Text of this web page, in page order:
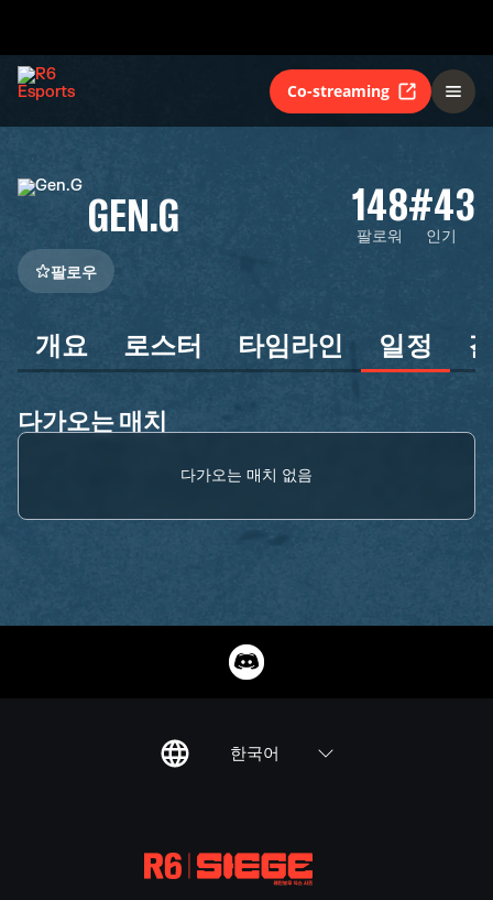
Co-streaming
GEN.G 148
팔로워
#43
인기
팔로우
개요 로스터 타임라인 일정
다가오는 매치
다가오는 매치 없음
한국어